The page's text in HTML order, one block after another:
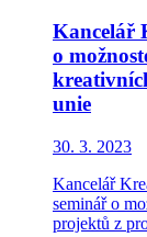
Kancelář
o
unie
30. 3. 2023
Kancelář
seminář o
projektů z